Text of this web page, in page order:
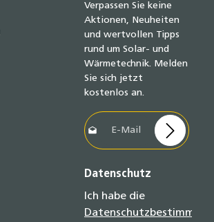
Verpassen Sie keine
Aktionen, Neuheiten
und wertvollen Tipps
rund um Solar- und
Wärmetechnik. Melden
Sie sich jetzt
kostenlos an.
E-Mail-Adresse*
Datenschutz
Ich habe die